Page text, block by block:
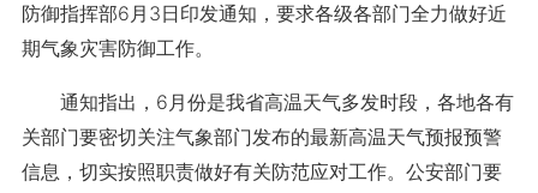
防御指挥部6月3日印发通知，要求各级各部门全力做好近
期气象灾害防御工作。
通知指出，6月份是我省高温天气多发时段，各地各有
关部门要密切关注气象部门发布的最新高温天气预报预警
信息，切实按照职责做好有关防范应对工作。公安部门要